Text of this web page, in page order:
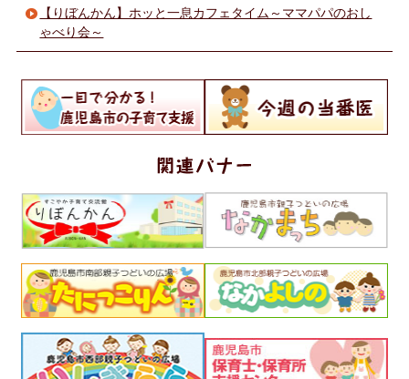
【りぼんかん】ホッと一息カフェタイム～ママパパのおし
ゃべり会～